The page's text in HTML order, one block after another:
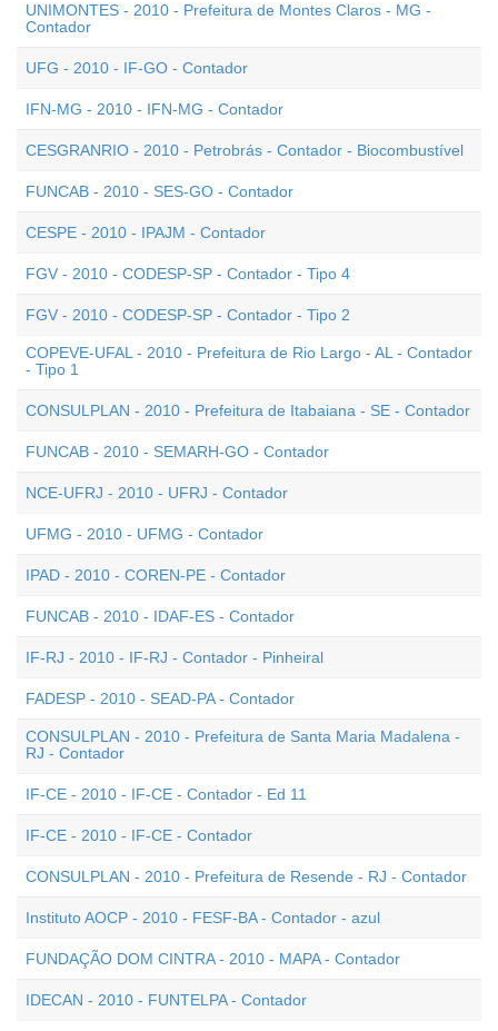
UNIMONTES - 2010 - Prefeitura de Montes Claros - MG -
Contador
UFG - 2010 - IF-GO - Contador
IFN-MG - 2010 - IFN-MG - Contador
CESGRANRIO - 2010 - Petrobrás - Contador - Biocombustível
FUNCAB - 2010 - SES-GO - Contador
CESPE - 2010 - IPAJM - Contador
FGV - 2010 - CODESP-SP - Contador - Tipo 4
FGV - 2010 - CODESP-SP - Contador - Tipo 2
COPEVE-UFAL - 2010 - Prefeitura de Rio Largo - AL - Contador
- Tipo 1
CONSULPLAN - 2010 - Prefeitura de Itabaiana - SE - Contador
FUNCAB - 2010 - SEMARH-GO - Contador
NCE-UFRJ - 2010 - UFRJ - Contador
UFMG - 2010 - UFMG - Contador
IPAD - 2010 - COREN-PE - Contador
FUNCAB - 2010 - IDAF-ES - Contador
IF-RJ - 2010 - IF-RJ - Contador - Pinheiral
FADESP - 2010 - SEAD-PA - Contador
CONSULPLAN - 2010 - Prefeitura de Santa Maria Madalena -
RJ - Contador
IF-CE - 2010 - IF-CE - Contador - Ed 11
IF-CE - 2010 - IF-CE - Contador
CONSULPLAN - 2010 - Prefeitura de Resende - RJ - Contador
Instituto AOCP - 2010 - FESF-BA - Contador - azul
FUNDAÇÃO DOM CINTRA - 2010 - MAPA - Contador
IDECAN - 2010 - FUNTELPA - Contador